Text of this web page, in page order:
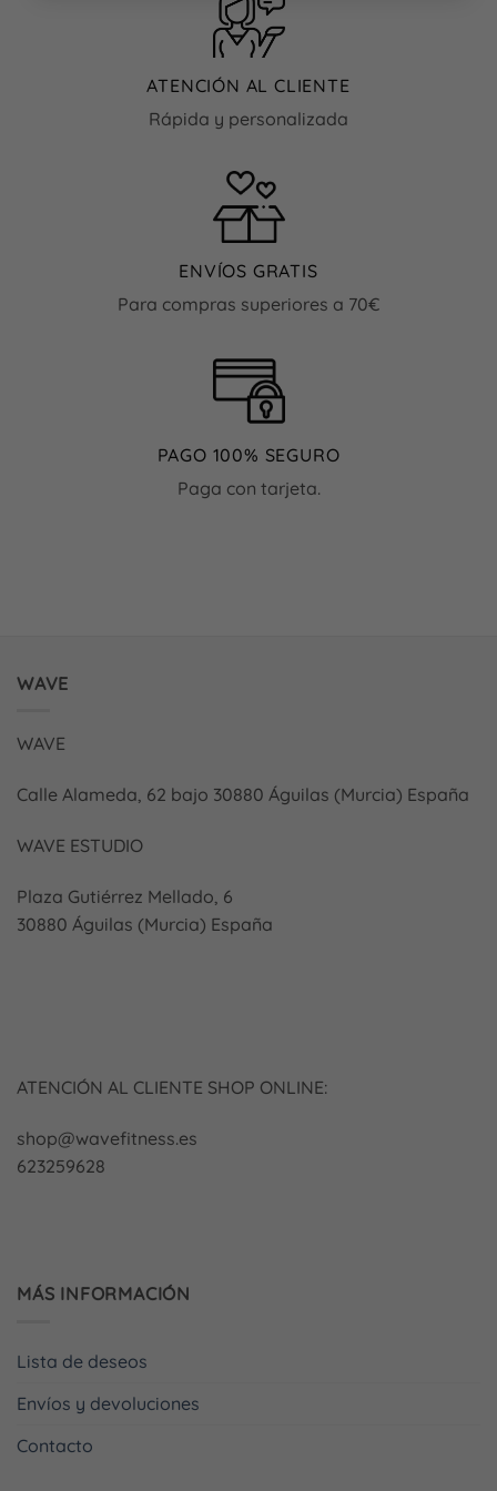
elegir
ATENCIÓN AL CLIENTE
Rápida y personalizada
ENVÍOS GRATIS
Para compras superiores a 70€
PAGO 100% SEGURO
Paga con tarjeta.
WAVE
WAVE
Calle Alameda, 62 bajo 30880 Águilas (Murcia) España
WAVE ESTUDIO
Plaza Gutiérrez Mellado, 6
30880 Águilas (Murcia) España
ATENCIÓN AL CLIENTE SHOP ONLINE:
shop@wavefitness.es
623259628
MÁS INFORMACIÓN
Lista de deseos
Envíos y devoluciones
Contacto